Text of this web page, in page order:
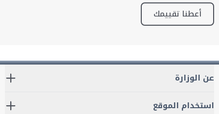
أعطنا تقييمك
عن الوزارة
استخدام الموقع